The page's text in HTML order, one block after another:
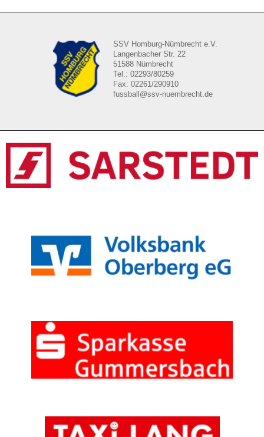
SSV Homburg-Nümbrecht e.V.
Langenbacher Str. 22
51588 Nümbrecht
Tel.: 02293/80259
Fax: 02261/290910
fussball@ssv-nuembrecht.de